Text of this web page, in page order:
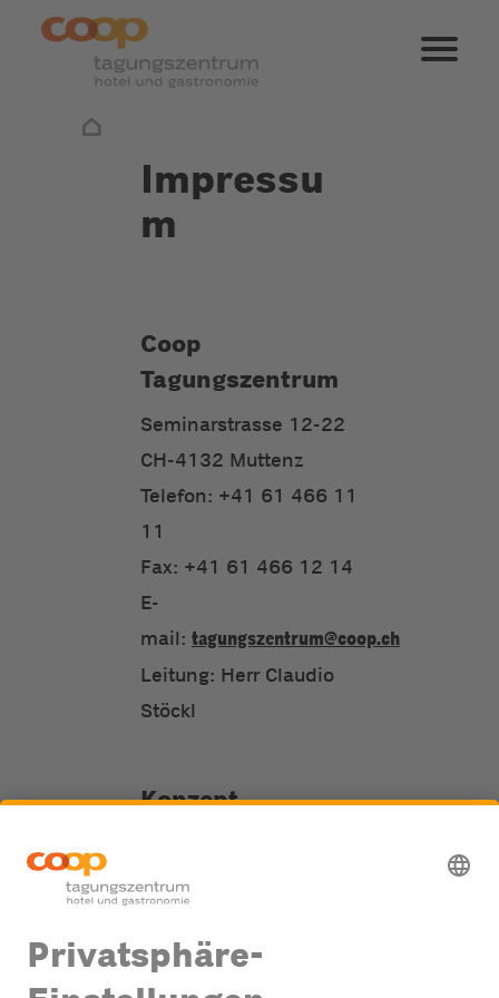
Impressu
m
Coop
Tagungszentrum
Seminarstrasse 12-22
CH-4132 Muttenz
Telefon: +41 61 466 11
11
Fax: +41 61 466 12 14
E-
mail: tagungszentrum@coop.ch
Leitung: Herr Claudio
Stöckl
Konzept,
TWT Digital Group,
https://www.twt.de/